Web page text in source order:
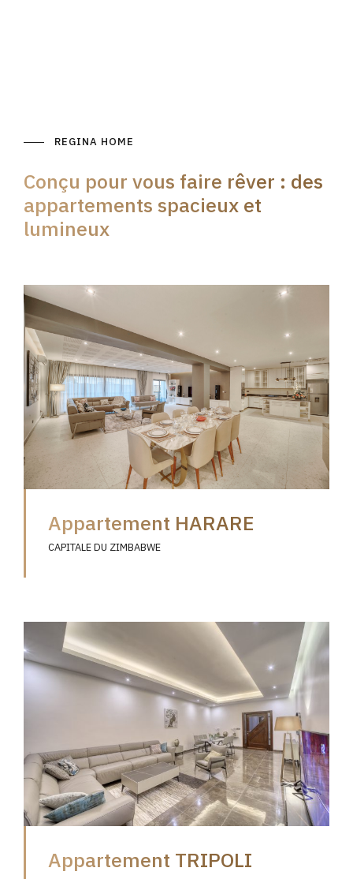
REGINA HOME
Conçu pour vous faire rêver : des
appartements spacieux et
lumineux
Appartement HARARE
CAPITALE DU ZIMBABWE
Appartement TRIPOLI